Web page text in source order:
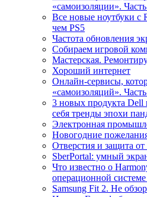
«самоизоляции».
Все новые ноутбуки с
чем PS5
Частота обновления
Собираем игровой
Мастерская.
Хороший интернет
Онлайн-сервисы,
«самоизоляций».
3 новых продукта Dell
себя тренды эпохи
Электронная
Новогодние
Отверстия и защита
SberPortal: умный
Что известно о
операционной
Samsung Fit 2. Не обзор